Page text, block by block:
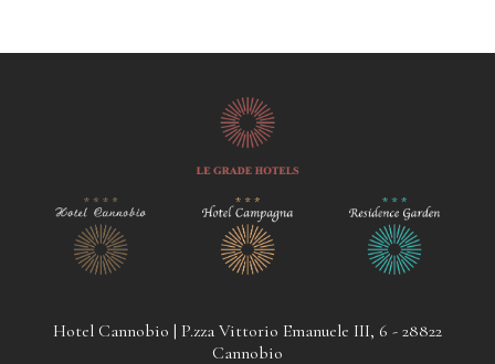
Hotel Cannobio | P.zza Vittorio Emanuele III, 6 - 28822
Cannobio